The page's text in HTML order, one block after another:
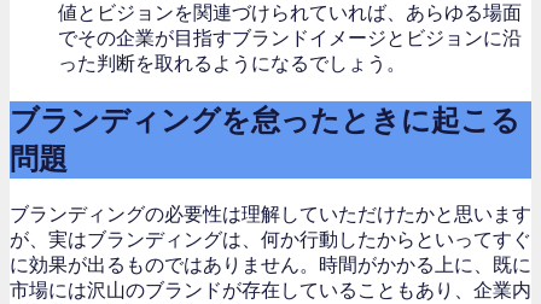
値とビジョンを関連づけられていれば、あらゆる場面
でその企業が目指すブランドイメージとビジョンに沿
った判断を取れるようになるでしょう。
ブランディングを怠ったときに起こる
問題
ブランディングの必要性は理解していただけたかと思います
が、実はブランディングは、何か行動したからといってすぐ
に効果が出るものではありません。時間がかかる上に、既に
市場には沢山のブランドが存在していることもあり、企業内